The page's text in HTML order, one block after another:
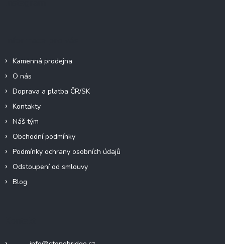
Kamenná prodejna
O nás
Doprava a platba ČR/SK
Kontakty
Náš tým
Obchodní podmínky
Podmínky ochrany osobních údajů
Odstoupení od smlouvy
Blog